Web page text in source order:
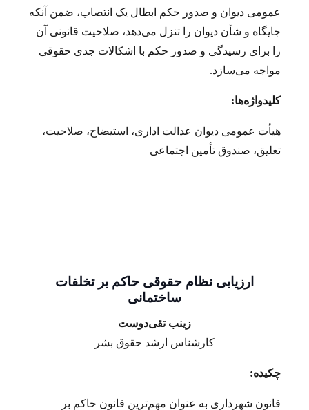
عمومی دیوان و صدور حکم ابطال یک انتصاب، ضمن آنکه
جایگاه و شأن دیوان را تنزل می‌دهد، صلاحیت قانونی آن
را برای رسیدگی و صدور حکم با اشکالات جدی حقوقی
مواجه می‌سازد.
کلیدواژه‌ها:
هیأت عمومی دیوان عدالت اداری، استیضاح، صلاحیت،
تعلیق، صندوق تأمین اجتماعی
ارزیابی نظام حقوقی حاکم بر تخلفات
ساختمانی
‌زینب تقی‌دوست
کارشناس ارشد حقوق بشر
چکیده:
قانون شهرداری به عنوان مهم‌ترین قانون حاکم بر